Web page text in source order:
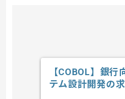
【COBOL】銀行
テム設計開発の